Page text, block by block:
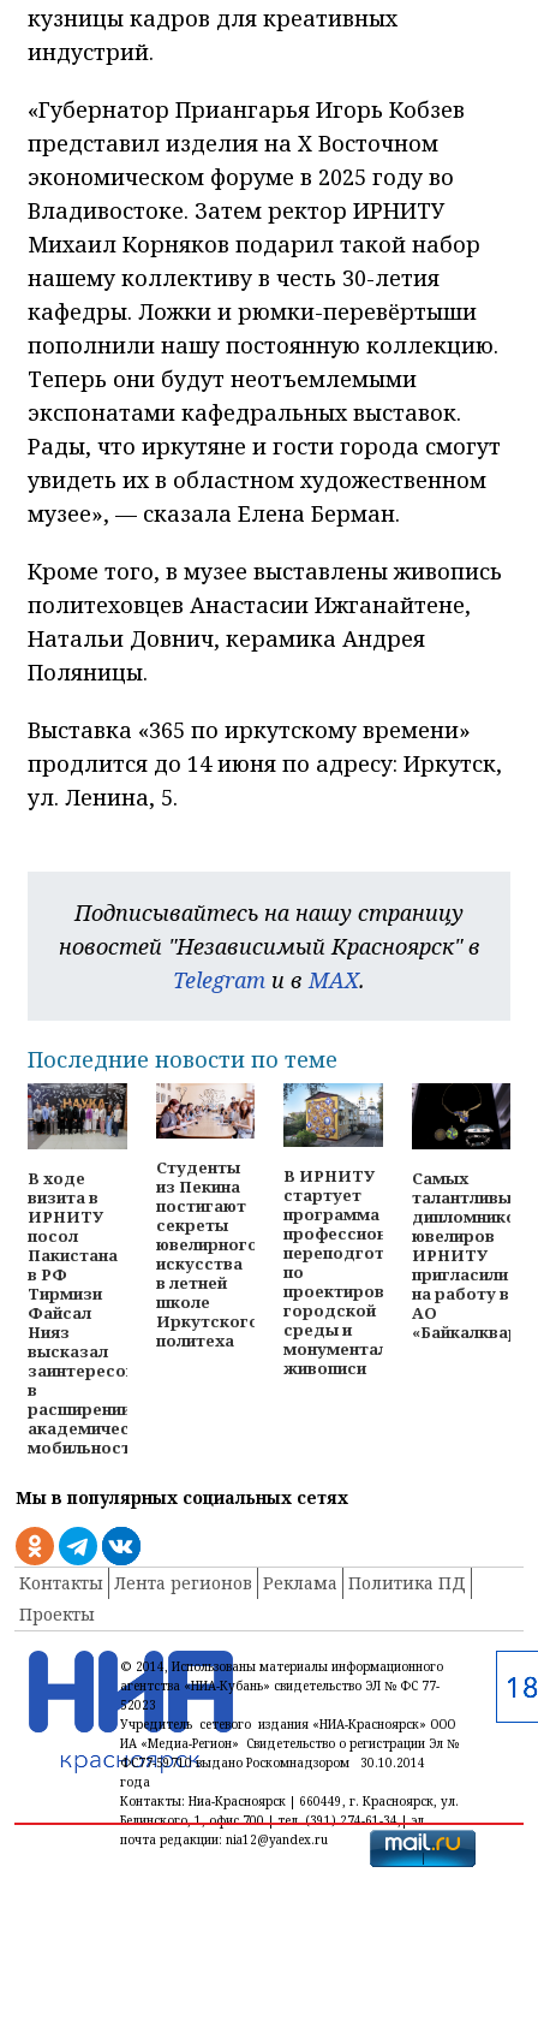
кузницы кадров для креативных
индустрий.
«Губернатор Приангарья Игорь Кобзев
представил изделия на X Восточном
экономическом форуме в 2025 году во
Владивостоке. Затем ректор ИРНИТУ
Михаил Корняков подарил такой набор
нашему коллективу в честь 30-летия
кафедры. Ложки и рюмки-перевёртыши
пополнили нашу постоянную коллекцию.
Теперь они будут неотъемлемыми
экспонатами кафедральных выставок.
Рады, что иркутяне и гости города смогут
увидеть их в областном художественном
музее», — сказала Елена Берман.
Кроме того, в музее выставлены живопись
политеховцев Анастасии Ижганайтене,
Натальи Довнич, керамика Андрея
Поляницы.
Выставка «365 по иркутскому времени»
продлится до 14 июня по адресу: Иркутск,
ул. Ленина, 5.
Подписывайтесь на нашу страницу
новостей "Независимый Красноярск" в
Telegram и в MAX.
Последние новости по теме
В ходе
визита в
ИРНИТУ
посол
Пакистана
в РФ
Тирмизи
Файсал
Нияз
высказал
заинтересованность
в
расширении
академической
мобильности
Студенты
из Пекина
постигают
секреты
ювелирного
искусства
в летней
школе
Иркутского
политеха
В ИРНИТУ
стартует
программа
профессиональной
переподготовки
по
проектированию
городской
среды и
монументальной
живописи
Самых
талантливых
дипломников-
ювелиров
ИРНИТУ
пригласили
на работу в
АО
Мы в популярных социальных сетях
Контакты Лента регионов Реклама Политика ПД
Проекты
© 2014, Использованы материалы информационного
агентства «НИА-Кубань» свидетельство ЭЛ № ФС 77-
52023
Учредитель сетевого издания «НИА-Красноярск» ООО
ИА «Медиа-Регион» Свидетельство о регистрации Эл №
ФС77-59710 выдано Роскомнадзором 30.10.2014
года
Контакты: Ниа-Красноярск | 660449, г. Красноярск, ул.
Белинского, 1, офис 700 | тел. (391) 274-61-34,| эл.
почта редакции: nia12@yandex.ru